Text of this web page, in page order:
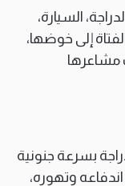
السيارة،
إلى خوضها،
مشاعرها
بسرعة جنونية
وتهوره،